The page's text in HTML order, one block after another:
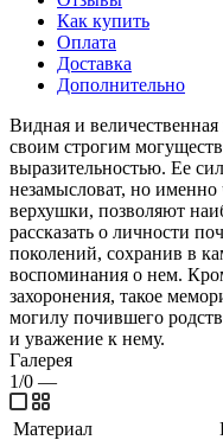
Как купить
Оплата
Доставка
Дополнительно
Видная и
своим строгим
выразительностью. Ее
незамысловат, но именно
верхушки, позволяют
рассказать о личности
поколений, сохранив в
воспоминания о нем.
захоронения, такое
могилу почившего
и уважение к нему.
Галерея
1/0 —
Материал